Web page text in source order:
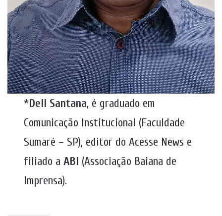
*Dell Santana, é graduado em
Comunicação Institucional (Faculdade
Sumaré – SP), editor do Acesse News e
filiado aABI (Associação Baiana de
Imprensa).